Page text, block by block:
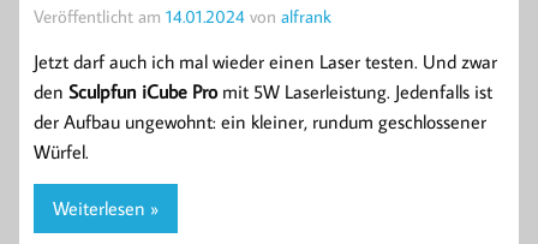
Veröffentlicht am 14.01.2024 von alfrank
Jetzt darf auch ich mal wieder einen Laser testen. Und zwar
den Sculpfun iCube Promit 5W Laserleistung. Jedenfalls ist
der Aufbau ungewohnt: ein kleiner, rundum geschlossener
Würfel.
Weiterlesen »